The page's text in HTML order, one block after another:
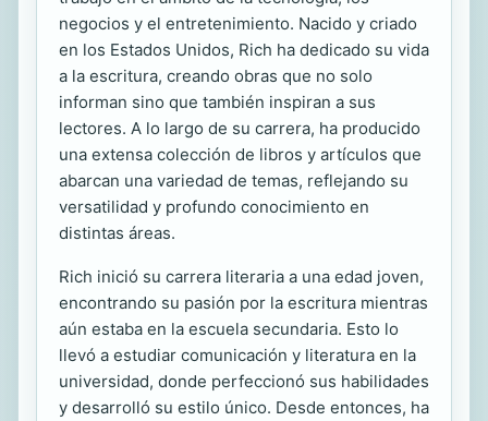
negocios y el entretenimiento. Nacido y criado
en los Estados Unidos, Rich ha dedicado su vida
a la escritura, creando obras que no solo
informan sino que también inspiran a sus
lectores. A lo largo de su carrera, ha producido
una extensa colección de libros y artículos que
abarcan una variedad de temas, reflejando su
versatilidad y profundo conocimiento en
distintas áreas.
Rich inició su carrera literaria a una edad joven,
encontrando su pasión por la escritura mientras
aún estaba en la escuela secundaria. Esto lo
llevó a estudiar comunicación y literatura en la
universidad, donde perfeccionó sus habilidades
y desarrolló su estilo único. Desde entonces, ha